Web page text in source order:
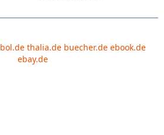
bol.de thalia.de buecher.de ebook.de
ebay.de